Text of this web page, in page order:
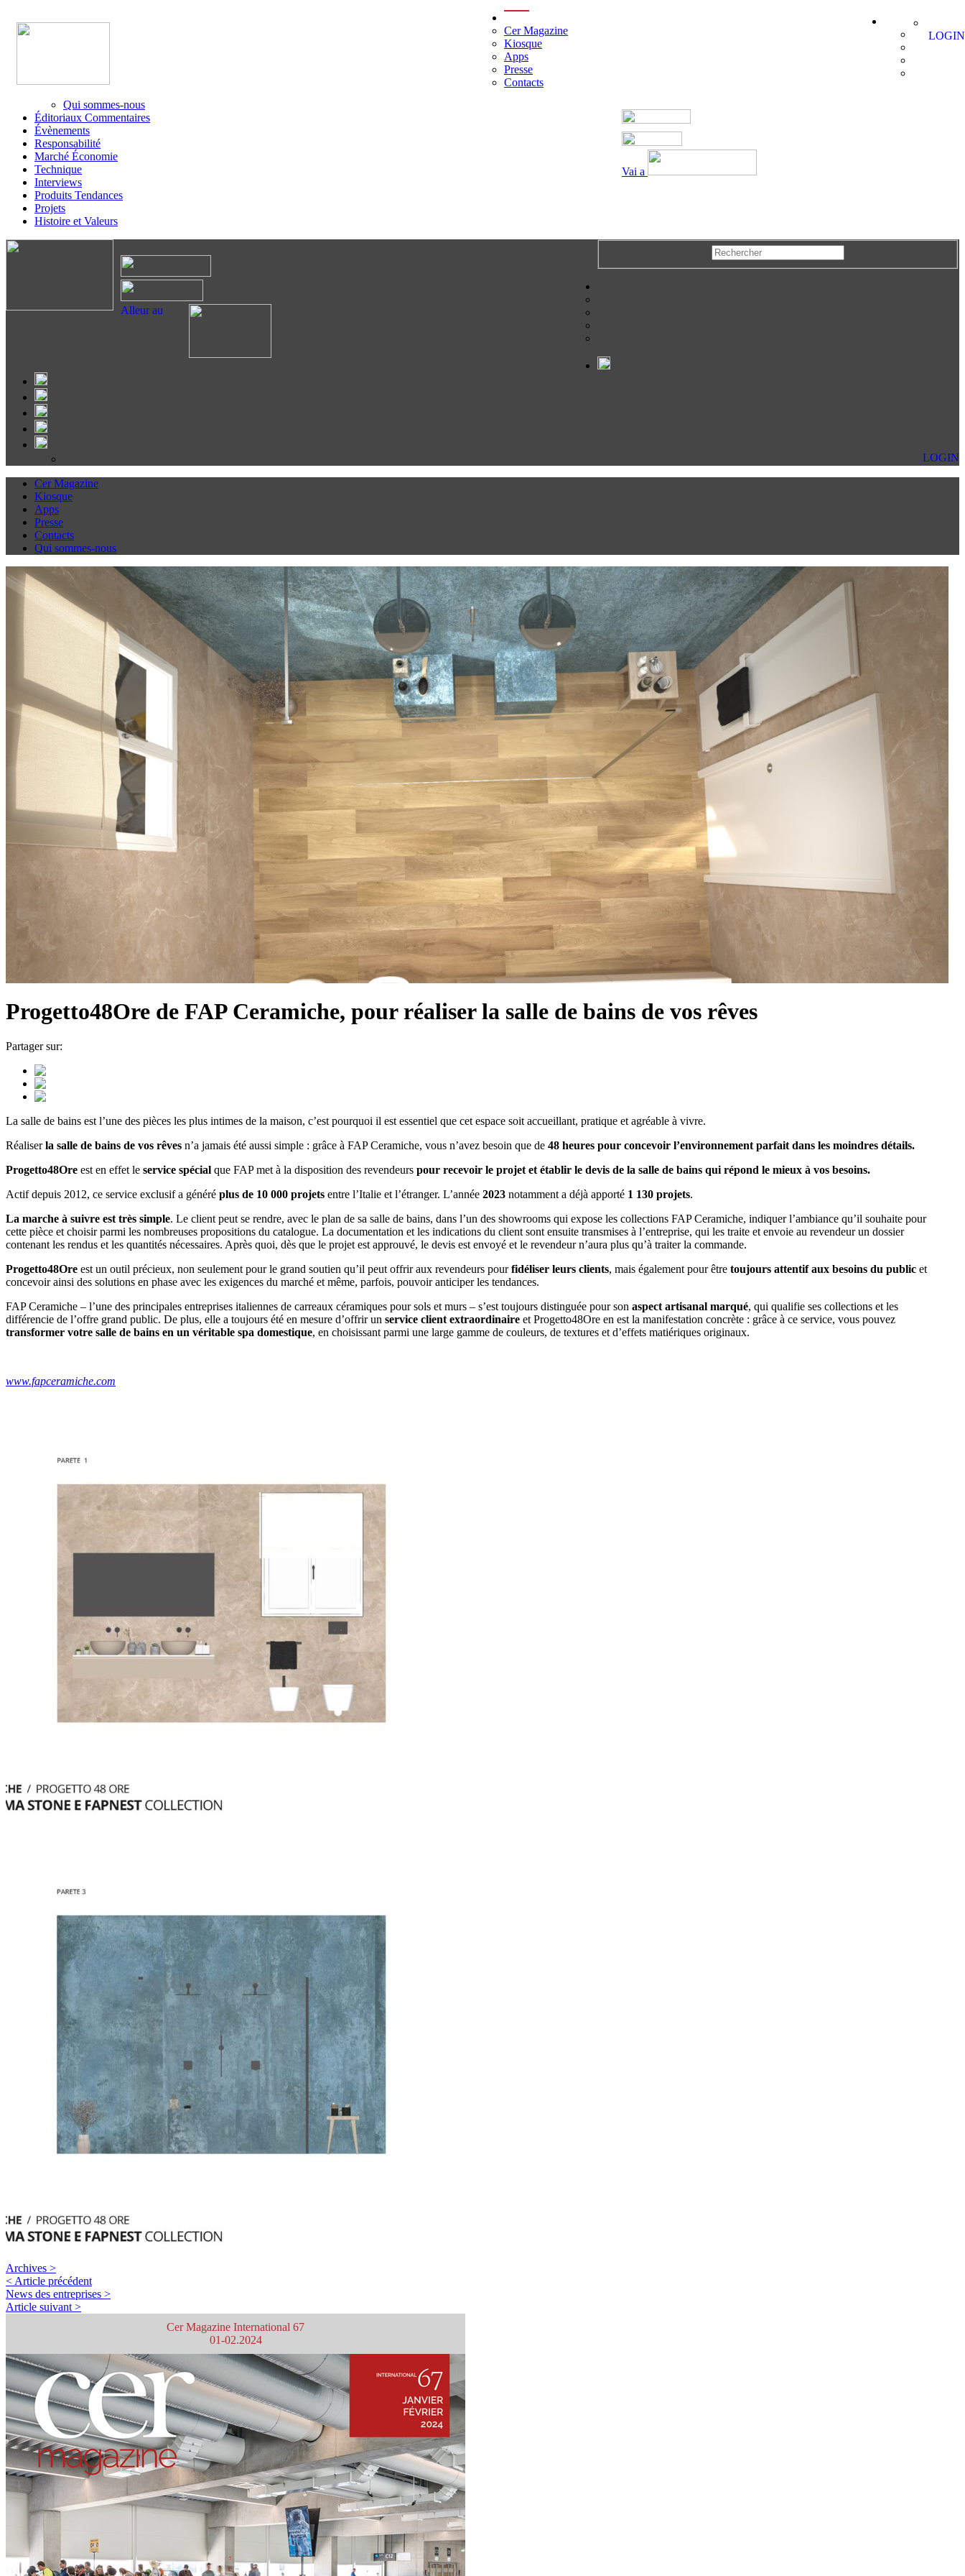
Vai a
Cer Magazine
Kiosque
Apps
Presse
Contacts
Qui sommes-nous
Éditoriaux Commentaires
Évènements
Responsabilité
Marché Économie
Technique
Interviews
Produits Tendances
Projets
Histoire et Valeurs
LOGIN
Alleur au
LOGIN
Cer Magazine
Kiosque
Apps
Presse
Contacts
Qui sommes-nous
Progetto48Ore de FAP Ceramiche, pour réaliser la salle de bains de vos rêves
Partager sur:
La salle de bains est l’une des pièces les plus intimes de la maison, c’est pourquoi il est essentiel que cet espace soit accueillant, pratique et agréable à vivre.
Réaliserla salle de bains de vos rêves n’a jamais été aussi simple : grâce à FAP Ceramiche, vous n’avez besoin que de 48 heures pour concevoir l’environnement parfait dans les moindres détails.
Progetto48Ore est en effet le service spécial que FAP met à la disposition des revendeurs pour recevoir le projet et établir le devis de la salle de bains qui répond le mieux à vos besoins.
Actif depuis 2012, ce service exclusif a généré plus de 10 000 projets entre l’Italie et l’étranger. L’année 2023 notamment a déjà apporté 1 130 projets.
La marche à suivre est très simple. Le client peut se rendre, avec le plan de sa salle de bains, dans l’un des showrooms qui expose les collections FAP Ceramiche, indiquer l’ambiance qu’il souhaite pour
cette pièce et choisir parmi les nombreuses propositions du catalogue. La documentation et les indications du client sont ensuite transmises à l’entreprise, qui les traite et envoie au revendeur un dossier
contenant les rendus et les quantités nécessaires. Après quoi, dès que le projet est approuvé, le devis est envoyé et le revendeur n’aura plus qu’à traiter la commande.
Progetto48Ore est un outil précieux, non seulement pour le grand soutien qu’il peut offrir aux revendeurs pourfidéliser leurs clients, mais également pour être toujours attentif aux besoins du public et
concevoir ainsi des solutions en phase avec les exigences du marché et même, parfois, pouvoir anticiper les tendances.
FAP Ceramiche – l’une des principales entreprises italiennes de carreaux céramiques pour sols et murs – s’est toujours distinguée pour son aspect artisanal marqué, qui qualifie ses collections et les
différencie de l’offre grand public. De plus, elle a toujours été en mesure d’offrir un service client extraordinaire et Progetto48Ore en est la manifestation concrète : grâce à ce service, vous pouvez
transformer votre salle de bains en un véritable spa domestique, en choisissant parmi une large gamme de couleurs, de textures et d’effets matiériques originaux.
www.fapceramiche.com
Archives >
< Article précédent
News des entreprises >
Article suivant >
Cer Magazine International 67
01-02.2024